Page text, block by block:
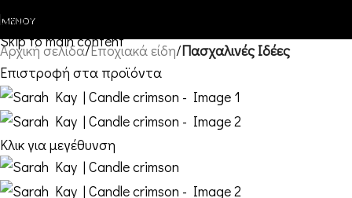
Skip to navigation
Skip to main content
ΜΕΝΟΎ
Αρχική σελίδα Εποχιακά είδη Πασχαλινές Ιδέες
Επιστροφή στα προϊόντα
Κλικ για μεγέθυνση